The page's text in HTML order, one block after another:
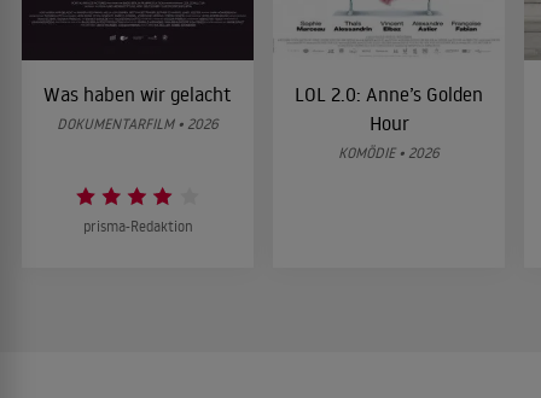
Was haben wir gelacht
DOKUMENTARFILM • 2026
prisma-Redaktion
LOL 2.0: Anne’s Golden
Hour
KOMÖDIE • 2026